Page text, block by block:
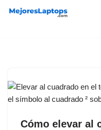
Cómo elevar al